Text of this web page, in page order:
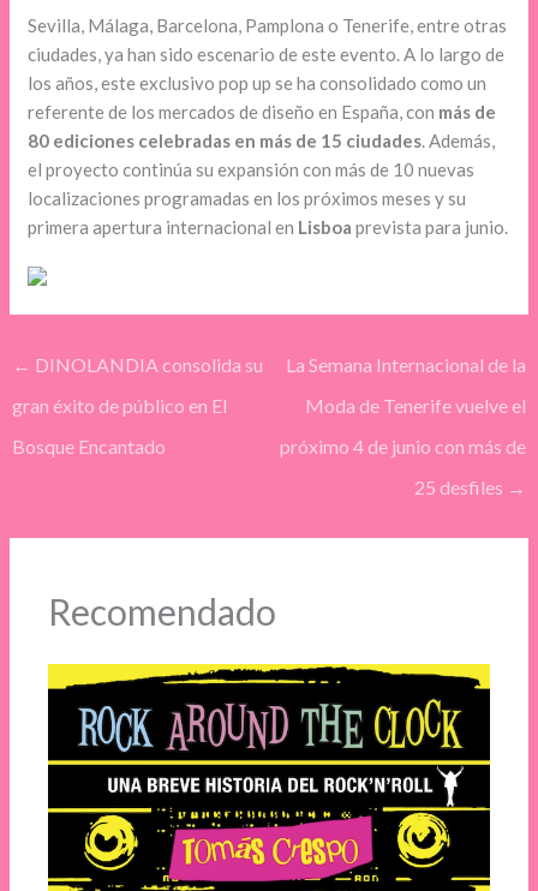
Sevilla, Málaga, Barcelona, Pamplona o Tenerife, entre otras
ciudades, ya han sido escenario de este evento. A lo largo de
los años, este exclusivo pop up se ha consolidado como un
referente de los mercados de diseño en España, con más de
80 ediciones celebradas en más de 15 ciudades. Además,
el proyecto continúa su expansión con más de 10 nuevas
localizaciones programadas en los próximos meses y su
primera apertura internacional en Lisboa prevista para junio.
← DINOLANDIA consolida su
gran éxito de público en El
Bosque Encantado
La Semana Internacional de la
Moda de Tenerife vuelve el
próximo 4 de junio con más de
25 desfiles →
Recomendado